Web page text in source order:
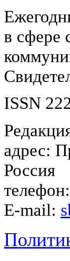
в сфере
ISSN
адрес:
Россия
E-mail: